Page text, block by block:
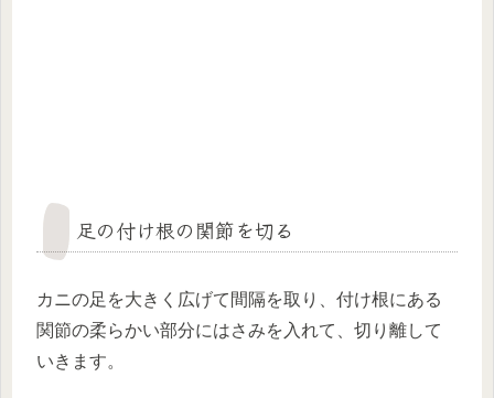
足の付け根の関節を切る
カニの足を大きく広げて間隔を取り、付け根にある
関節の柔らかい部分にはさみを入れて、切り離して
いきます。